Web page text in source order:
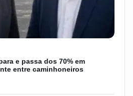
e passa dos 70% em
entre caminhoneiros